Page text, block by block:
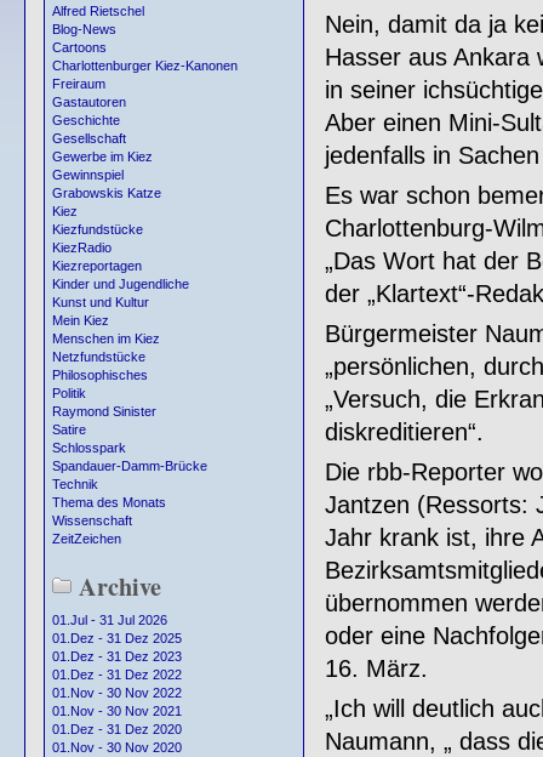
Alfred Rietschel
Blog-News
Cartoons
Charlottenburger Kiez-Kanonen
Freiraum
Gastautoren
Geschichte
Gesellschaft
Gewerbe im Kiez
Gewinnspiel
Grabowskis Katze
Kiez
Kiezfundstücke
KiezRadio
Kiezreportagen
Kinder und Jugendliche
Kunst und Kultur
Mein Kiez
Menschen im Kiez
Netzfundstücke
Philosophisches
Politik
Raymond Sinister
Satire
Schlosspark
Spandauer-Damm-Brücke
Technik
Thema des Monats
Wissenschaft
ZeitZeichen
Archive
01.Jul - 31 Jul 2026
01.Dez - 31 Dez 2025
01.Dez - 31 Dez 2023
01.Dez - 31 Dez 2022
01.Nov - 30 Nov 2022
01.Nov - 30 Nov 2021
01.Dez - 31 Dez 2020
01.Nov - 30 Nov 2020
Nein, damit da ja
Hasser aus Ankara
in seiner
Aber einen Mini-
jedenfalls in
Es war schon
Charlottenburg-
„Das Wort hat der
der „Klartext“-
Bürgermeister
„persönlichen,
„Versuch, die
diskreditieren“.
Die rbb-Reporter
Jantzen (Ressorts:
Jahr krank ist, ihre
übernommen
oder eine
16. März.
„Ich will deutlich
Naumann, „ dass